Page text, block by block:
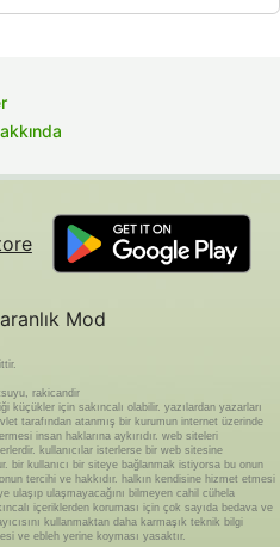
Mod
rakicandir
küçükler için sakıncalı olabilir. yazılardan yazarları
tarafından atanmış bir kurumun internet üzerinde
insan haklarına aykırıdır. web siteleri
kullanıcılar isterlerse bir web sitesine
bir kullanıcı bir siteye bağlanmak istiyorsa bu onun
tercihi ve hakkıdır. halkın kendisine hizmet etmesi
ulaşıp ulaşmayacağını bilmeyen cahil cühela
içeriklerden koruması için çok sayıda bedava ve
kullanmaktan daha karmaşık teknik bilgi
ve ebleh yerine koyması yasaktır.